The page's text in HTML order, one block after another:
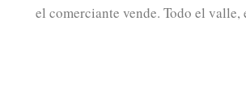
el comerciante vende. Todo el